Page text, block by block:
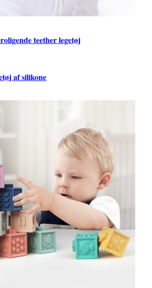
teether legetøj
af silikone